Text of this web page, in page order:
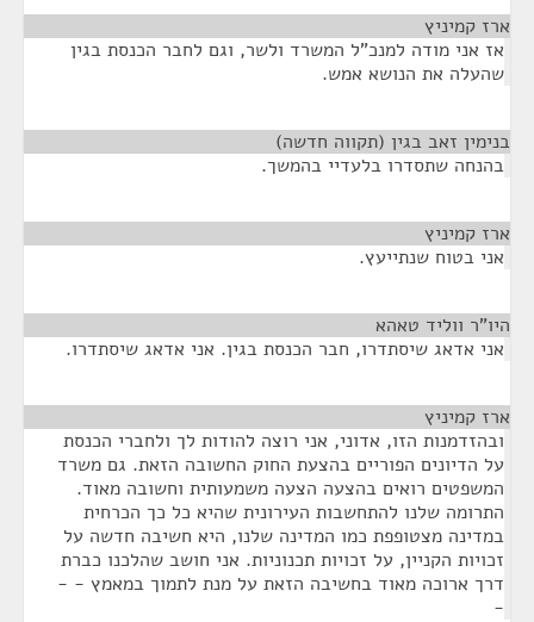
ארז קמיניץ
אז אני מודה למנכ"ל המשרד ולשר, וגם לחבר הכנסת בגין
שהעלה את הנושא אמש.
בנימין זאב בגין (תקווה חדשה)
בהנחה שתסדרו בלעדיי בהמשך.
ארז קמיניץ
אני בטוח שנתייעץ.
היו"ר ווליד טאהא
אני אדאג שיסתדרו, חבר הכנסת בגין. אני אדאג שיסתדרו.
ארז קמיניץ
ובהזדמנות הזו, אדוני, אני רוצה להודות לך ולחברי הכנסת
על הדיונים הפוריים בהצעת החוק החשובה הזאת. גם משרד
המשפטים רואים בהצעה הצעה משמעותית וחשובה מאוד.
התרומה שלנו להתחשבות העירונית שהיא כל כך הכרחית
במדינה מצטופפת כמו המדינה שלנו, היא חשיבה חדשה על
זכויות הקניין, על זכויות תכנוניות. אני חושב שהלכנו כברת
דרך ארוכה מאוד בחשיבה הזאת על מנת לתמוך במאמץ - -
-